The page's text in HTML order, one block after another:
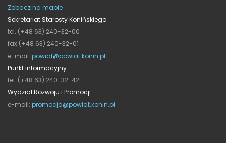
Zobacz na mapie
Sekretariat Starosty Konińskiego
tel. (+48 63) 240-32-00
fax (+48 63) 240-32-01
e-mail: powiat@powiat.konin.pl
Punkt informacyjny
tel. (+48 63) 240-32-42
Wydział Rozwoju i Promocji
e-mail: promocja@powiat.konin.pl